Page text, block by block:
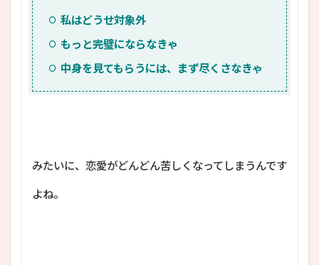
私はどうせ対象外
もっと完璧にならなきゃ
中身を見てもらうには、まず尽くさなきゃ
みたいに、恋愛がどんどん苦しくなってしまうんです
よね。